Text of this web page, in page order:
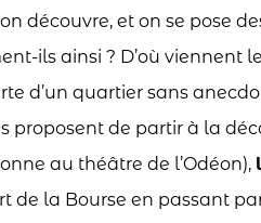
découvre, et on se pose
ils ainsi ? D’où viennent
d’un quartier sans
proposent de partir à la
au théâtre de l’Odéon),
de la Bourse en passant